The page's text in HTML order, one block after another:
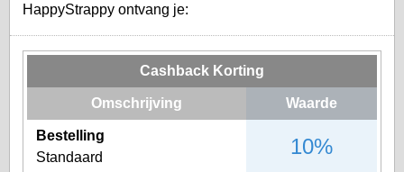
HappyStrappy ontvang je:
Cashback Korting
Omschrijving Waarde
Bestelling
Standaard
10%